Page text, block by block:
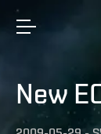
New